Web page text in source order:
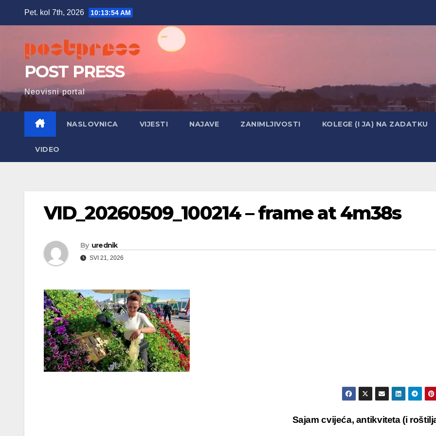
Pet. kol 7th, 2026 10:13:56 AM
POST PRESS
Neovisni portal
NASLOVNICA VIJESTI NAJAVE ZANIMLJIVOSTI KOLEGE (I JA) NA ZADATKU
VIDEO
VID_20260509_100214 – frame at 4m38s
By urednik
SVI 21, 2026
Sajam cvijeća, antikviteta (i